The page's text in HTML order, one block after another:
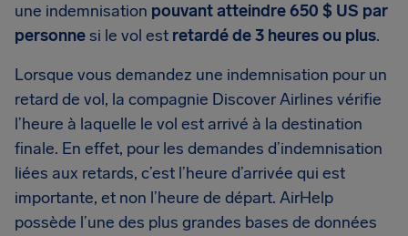
une indemnisation pouvant atteindre 650 $ US par
personnesi le vol est retardé de 3 heures ou plus.
Lorsque vous demandez une indemnisation pour un
retard de vol, la compagnie Discover Airlines vérifie
l’heure à laquelle le vol est arrivé à la destination
finale. En effet, pour les demandes d’indemnisation
liées aux retards, c’est l’heure d’arrivée qui est
importante, et non l’heure de départ. AirHelp
possède l’une des plus grandes bases de données